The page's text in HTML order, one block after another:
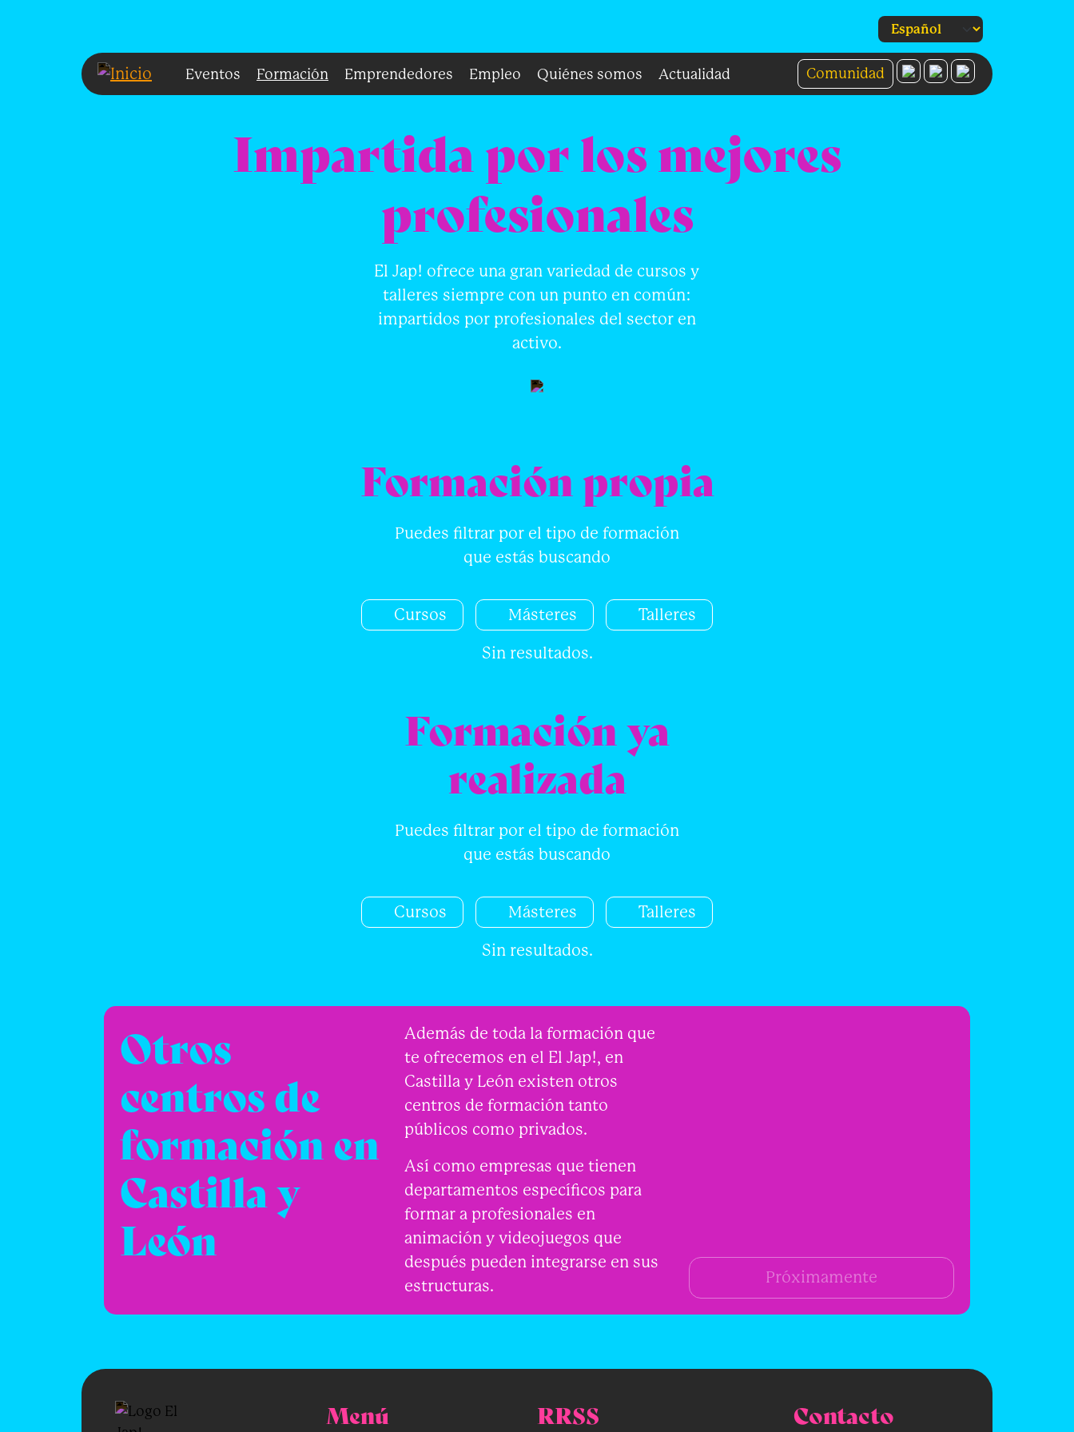
Eventos Formación Emprendedores Empleo Quiénes somos Actualidad Comunidad
Impartida por los mejores
profesionales
El Jap! ofrece una gran variedad de cursos y
talleres siempre con un punto en común:
impartidos por profesionales del sector en
activo.
Formación propia
Puedes filtrar por el tipo de formación
que estás buscando
Cursos Másteres Talleres
Sin resultados.
Formación ya
realizada
Puedes filtrar por el tipo de formación
que estás buscando
Cursos Másteres Talleres
Sin resultados.
Otros
centros de
formación en
Castilla y
León
Además de toda la formación que
te ofrecemos en el El Jap!, en
Castilla y León existen otros
centros de formación tanto
públicos como privados.
Así como empresas que tienen
departamentos específicos para
formar a profesionales en
animación y videojuegos que
después pueden integrarse en sus
estructuras.
Próximamente
Menú RRSS Contacto